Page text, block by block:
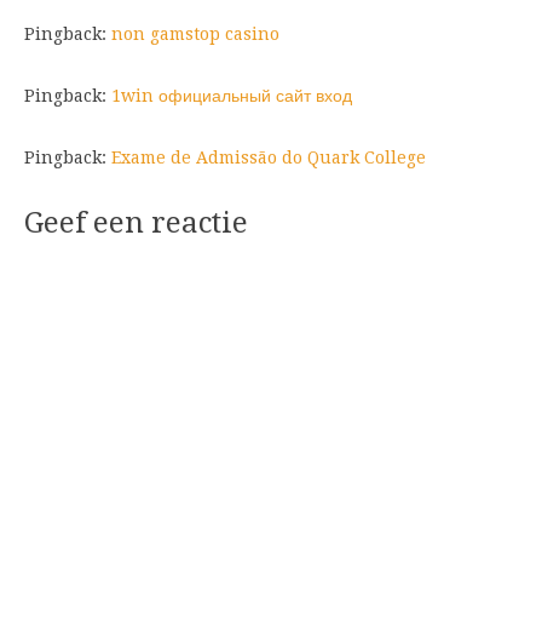
Pingback: non gamstop casino
Pingback: 1win официальный сайт вход
Pingback: Exame de Admissão do Quark College
Geef een reactie